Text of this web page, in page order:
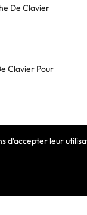
d'accepter leur
De Clavier
Clavier Pour